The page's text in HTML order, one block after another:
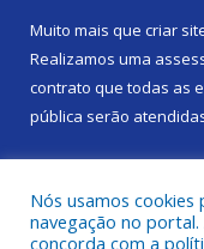
Muito mais que criar
Realizamos uma
contrato que todas as
pública serão
Nós usamos cookies
navegação no
concorda com a